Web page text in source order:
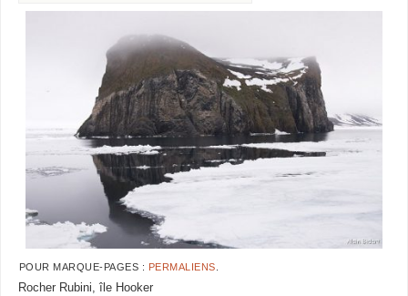
POUR MARQUE-PAGES : PERMALIENS
Rocher Rubini, île Hooker